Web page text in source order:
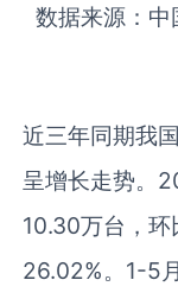
数据来源：
近三年同期我
呈增长走势。
10.30万台，
26.02%。1-5